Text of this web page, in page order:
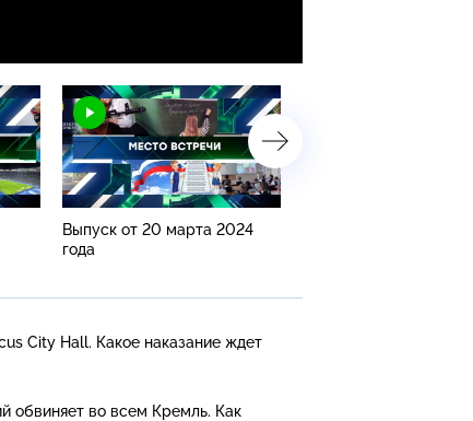
Выпуск от 20 марта 2024
года
City Hall. Какое наказание ждет
обвиняет во всем Кремль. Как